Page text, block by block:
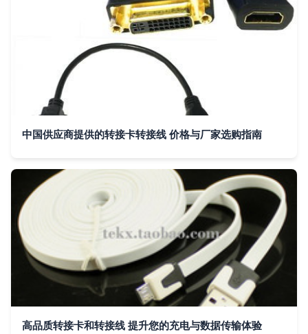
中国供应商提供的转接卡转接线 价格与厂家选购指南
高品质转接卡和转接线 提升您的充电与数据传输体验